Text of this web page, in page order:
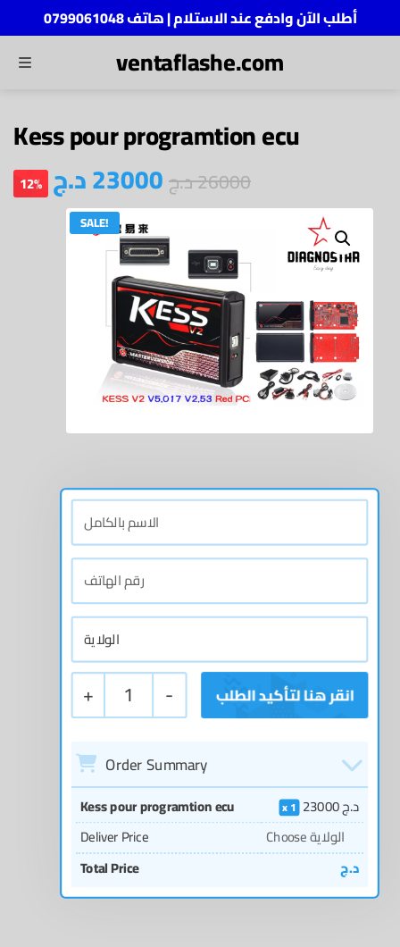
أطلب الآن وادفع عند الاستلام | هاتف 0799061048
MENU ventaflashe.com
Kess pour programtion ecu
23000د.ج 26000د.ج 12%
SALE!
+ 1 -
Order Summary
Kess pour programtion ecu 1 23000د.ج
Deliver Price Choose الولاية
Total Price د.ج